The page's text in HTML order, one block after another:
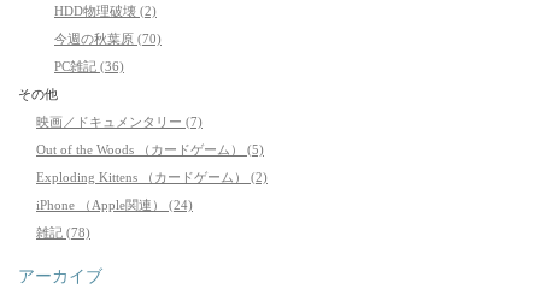
HDD物理破壊 (2)
今週の秋葉原 (70)
PC雑記 (36)
その他
映画／ドキュメンタリー (7)
Out of the Woods （カードゲーム） (5)
Exploding Kittens （カードゲーム） (2)
iPhone （Apple関連） (24)
雑記 (78)
アーカイブ